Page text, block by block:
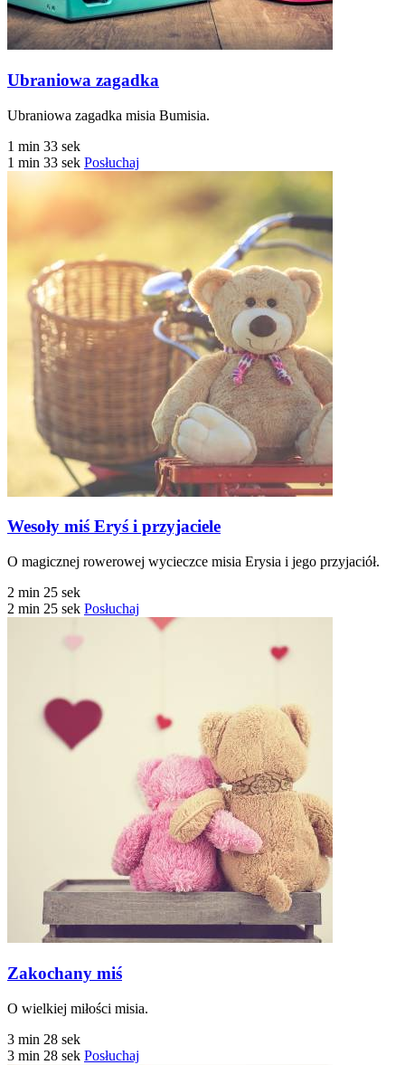
Ubraniowa zagadka
Ubraniowa zagadka misia Bumisia.
1 min 33 sek
1 min 33 sek Posłuchaj
Wesoły miś Eryś i przyjaciele
O magicznej rowerowej wycieczce misia Erysia i jego przyjaciół.
2 min 25 sek
2 min 25 sek Posłuchaj
Zakochany miś
O wielkiej miłości misia.
3 min 28 sek
3 min 28 sek Posłuchaj